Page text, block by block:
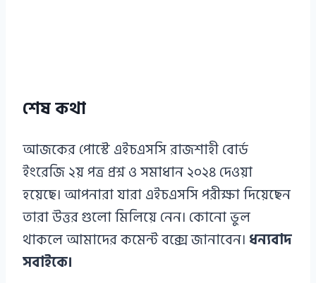
শেষ কথা
আজকের পোস্টে এইচএসসি রাজশাহী বোর্ড
ইংরেজি ২য় পত্র প্রশ্ন ও সমাধান ২০২৪ দেওয়া
হয়েছে। আপনারা যারা এইচএসসি পরীক্ষা দিয়েছেন
তারা উত্তর গুলো মিলিয়ে নেন। কোনো ভুল
থাকলে আমাদের কমেন্ট বক্সে জানাবেন। ধন্যবাদ
সবাইকে।